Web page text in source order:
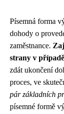
Písemná forma
dohody o
zaměstnance.
strany v
zdát ukončení
proces, ve
pár základních
písemné formě